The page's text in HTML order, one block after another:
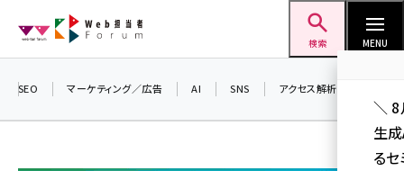
ン
検索 MENU
SEO マーケティング／広告 AI SNS アクセス解析／データ分析
＼ 8
生
る